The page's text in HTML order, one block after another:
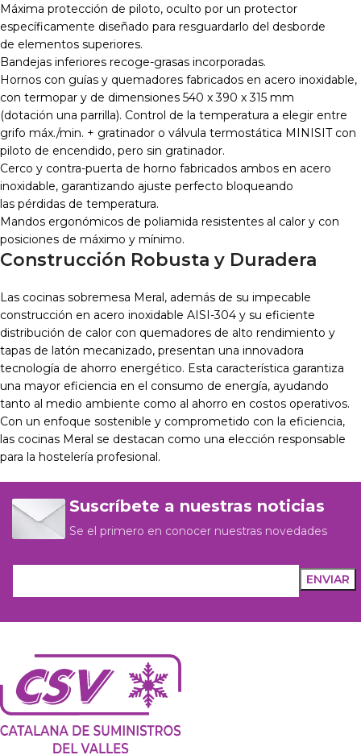
Máxima protección de piloto, oculto por un protector
específicamente diseñado para resguardarlo del desborde
de elementos superiores.
Bandejas inferiores recoge-grasas incorporadas.
Hornos con guías y quemadores fabricados en acero inoxidable,
con termopar y de dimensiones 540 x 390 x 315 mm
(dotación una parrilla). Control de la temperatura a elegir entre
grifo máx./min. + gratinador o válvula termostática MINISIT con
piloto de encendido, pero sin gratinador.
Cerco y contra-puerta de horno fabricados ambos en acero
inoxidable, garantizando ajuste perfecto bloqueando
las pérdidas de temperatura.
Mandos ergonómicos de poliamida resistentes al calor y con
posiciones de máximo y mínimo.
Construcción Robusta y Duradera
Las cocinas sobremesa Meral, además de su impecable
construcción en acero inoxidable AISI-304 y su eficiente
distribución de calor con quemadores de alto rendimiento y
tapas de latón mecanizado, presentan una innovadora
tecnología de ahorro energético. Esta característica garantiza
una mayor eficiencia en el consumo de energía, ayudando
tanto al medio ambiente como al ahorro en costos operativos.
Con un enfoque sostenible y comprometido con la eficiencia,
las cocinas Meral se destacan como una elección responsable
para la hostelería profesional.
Suscríbete a nuestras noticias
Se el primero en conocer nuestras novedades